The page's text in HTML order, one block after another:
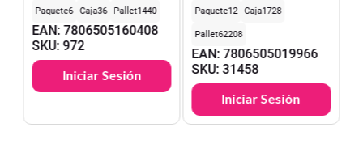
6
36 1440
EAN:7806505160408
SKU:972
Iniciar Sesión
12
1728
62208
EAN:7806505019966
SKU:31458
Iniciar Sesión